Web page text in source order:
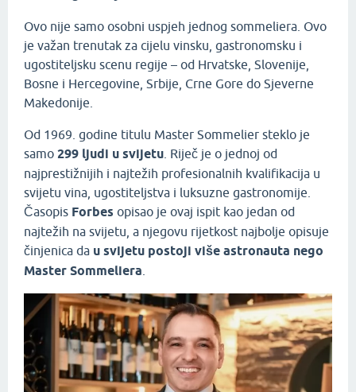
Ovo nije samo osobni uspjeh jednog sommeliera. Ovo
je važan trenutak za cijelu vinsku, gastronomsku i
ugostiteljsku scenu regije – od Hrvatske, Slovenije,
Bosne i Hercegovine, Srbije, Crne Gore do Sjeverne
Makedonije.
Od 1969. godine titulu Master Sommelier steklo je
samo 299 ljudi u svijetu . Riječ je o jednoj od
najprestižnijih i najtežih profesionalnih kvalifikacija u
svijetu vina, ugostiteljstva i luksuzne gastronomije.
Časopis Forbes opisao je ovaj ispit kao jedan od
najtežih na svijetu, a njegovu rijetkost najbolje opisuje
činjenica da u svijetu postoji više astronauta nego
Master Sommeliera